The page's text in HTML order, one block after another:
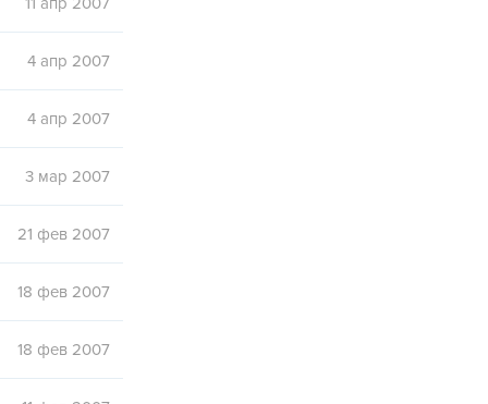
4 апр 2007
4 апр 2007
3 мар 2007
21 фев 2007
18 фев 2007
18 фев 2007